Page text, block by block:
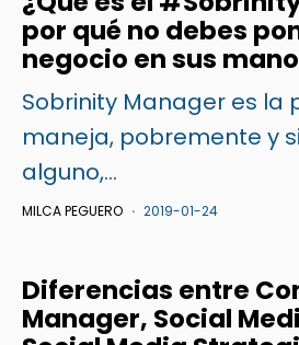
por qué no debes
negocio en sus
Sobrinity Manager es la
maneja, pobremente y
alguno,...
MILCA PEGUERO 2019-01-24
Diferencias entre
Manager, Social